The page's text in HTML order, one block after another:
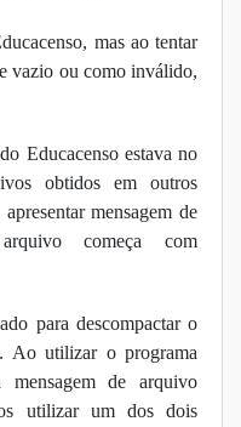
mas ao tentar
vazio ou como inválido,
Educacenso estava no
obtidos em outros
mensagem de
começa com
para descompactar o
Ao utilizar o programa
de arquivo
utilizar um dos dois